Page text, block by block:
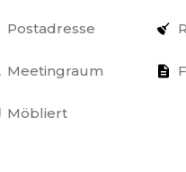
Postadresse
Meetingraum
Möbliert